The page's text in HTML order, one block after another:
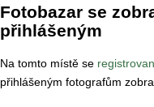
Fotobazar se
přihlášeným
Na tomto místě se
přihlášeným fotografům